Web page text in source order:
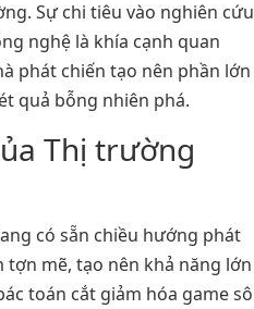
Sự chi tiêu vào nghiên cứu
nghệ là khía cạnh quan
phát chiến tạo nên phần lớn
quả bỗng nhiên phá.
Thị trường
có sẵn chiều hướng phát
mẽ, tạo nên khả năng lớn
toán cắt giảm hóa game sô